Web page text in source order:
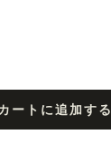
ートに追加する